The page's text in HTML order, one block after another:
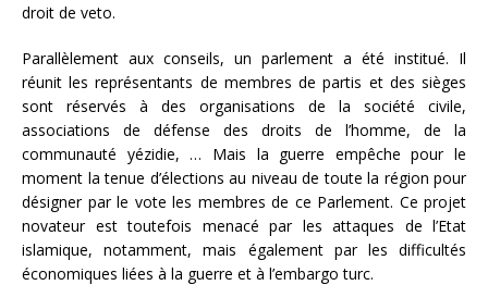
droit de veto.
Parallèlement aux conseils, un parlement a été institué. Il
réunit les représentants de membres de partis et des sièges
sont réservés à des organisations de la société civile,
associations de défense des droits de l’homme, de la
communauté yézidie, … Mais la guerre empêche pour le
moment la tenue d’élections au niveau de toute la région pour
désigner par le vote les membres de ce Parlement. Ce projet
novateur est toutefois menacé par les attaques de l’Etat
islamique, notamment, mais également par les difficultés
économiques liées à la guerre et à l’embargo turc.